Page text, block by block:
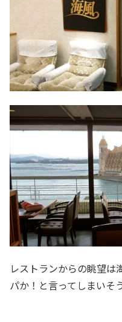
レストランからの眺望は
パか！と言ってしまいそ